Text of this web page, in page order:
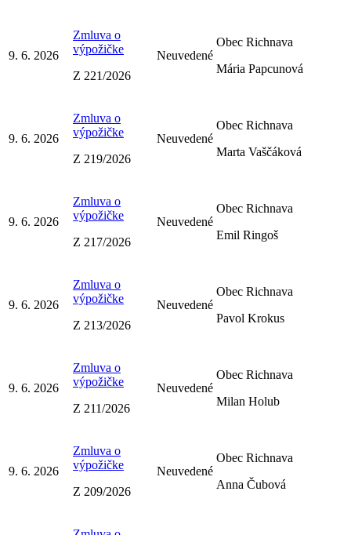
9. 6. 2026
Zmluva o
výpožičke
Z 221/2026
Neuvedené
Obec Richnava
Mária Papcunová
9. 6. 2026
Zmluva o
výpožičke
Z 219/2026
Neuvedené
Obec Richnava
Marta Vaščáková
9. 6. 2026
Zmluva o
výpožičke
Z 217/2026
Neuvedené
Obec Richnava
Emil Ringoš
9. 6. 2026
Zmluva o
výpožičke
Z 213/2026
Neuvedené
Obec Richnava
Pavol Krokus
9. 6. 2026
Zmluva o
výpožičke
Z 211/2026
Neuvedené
Obec Richnava
Milan Holub
9. 6. 2026
Zmluva o
výpožičke
Z 209/2026
Neuvedené
Obec Richnava
Anna Čubová